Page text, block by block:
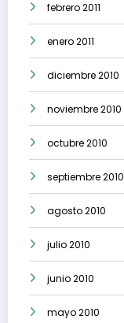
febrero 2011
enero 2011
diciembre 2010
noviembre 2010
octubre 2010
septiembre 2010
agosto 2010
julio 2010
junio 2010
mayo 2010